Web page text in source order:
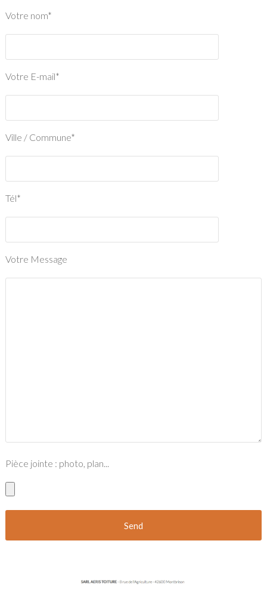
Votre nom*
Votre E-mail*
Ville / Commune*
Tél*
Votre Message
Pièce jointe : photo, plan...